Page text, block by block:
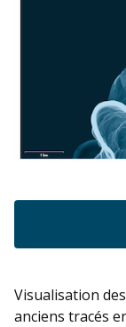
Visualisation
anciens tracés